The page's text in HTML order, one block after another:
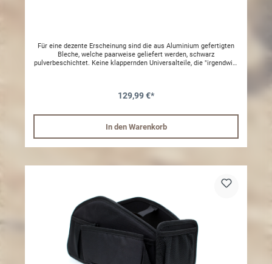
Für eine dezente Erscheinung sind die aus Aluminium gefertigten
Bleche, welche paarweise geliefert werden, schwarz
pulverbeschichtet. Keine klappernden Universalteile, die "irgendwie"
noch die super einfache Montage: Fenster herunterkurbeln,
beachten Sie: Bei hohen Temperaturen gehören Kinder oder Tiere
auch mit ausreichender Frischluft nicht in ein geparktes Auto!
Lüftungsbleche an Fahrer- und Beifahrerseite dürfen nicht während
der Fahrt verwendet werden!
129,99 €*
In den Warenkorb